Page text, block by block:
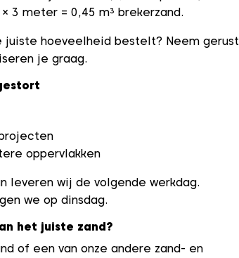
3 meter = 0,45 m³ brekerzand.
hoeveelheid bestelt? Neem gerust
je graag.
oppervlakken
leveren wij de volgende werkdag.
we op dinsdag.
het juiste zand?
of een van onze andere zand- en